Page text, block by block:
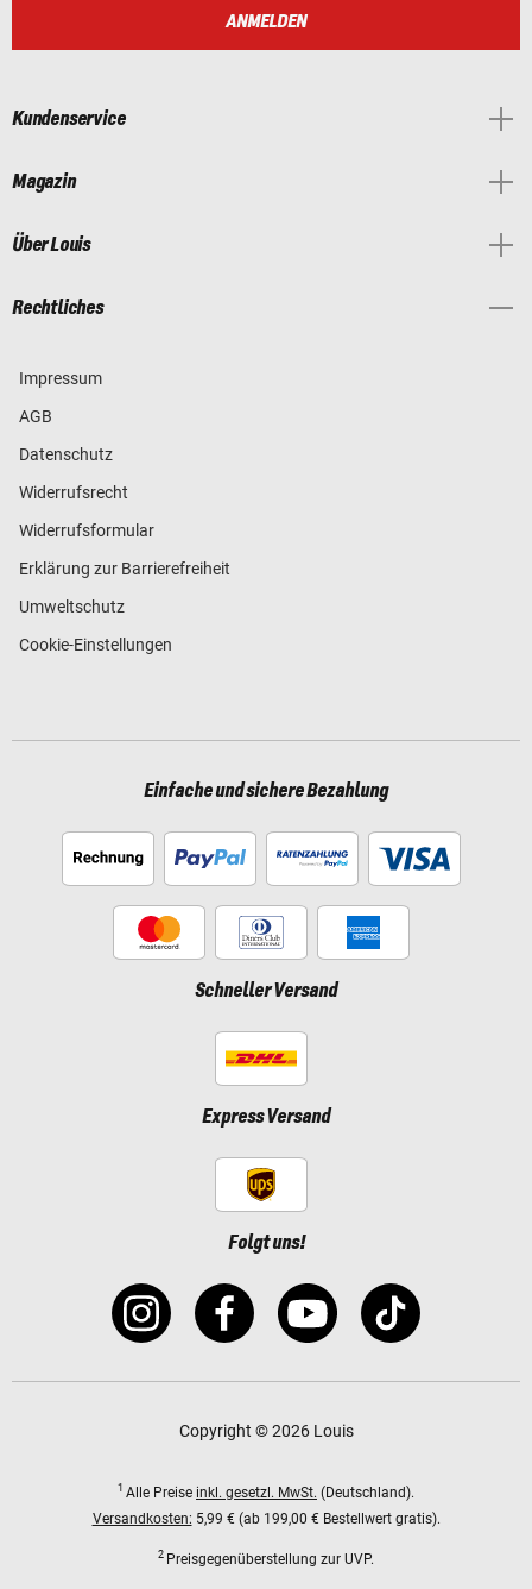
ANMELDEN
Kundenservice
Magazin
Über Louis
Rechtliches
Impressum
AGB
Datenschutz
Widerrufsrecht
Widerrufsformular
Erklärung zur Barrierefreiheit
Umweltschutz
Cookie-Einstellungen
Einfache und sichere Bezahlung
Schneller Versand
Express Versand
Folgt uns!
Copyright © 2026 Louis
1 Alle Preise inkl. gesetzl. MwSt. (Deutschland).
Versandkosten: 5,99 € (ab 199,00 € Bestellwert gratis).
2 Preisgegenüberstellung zur UVP.